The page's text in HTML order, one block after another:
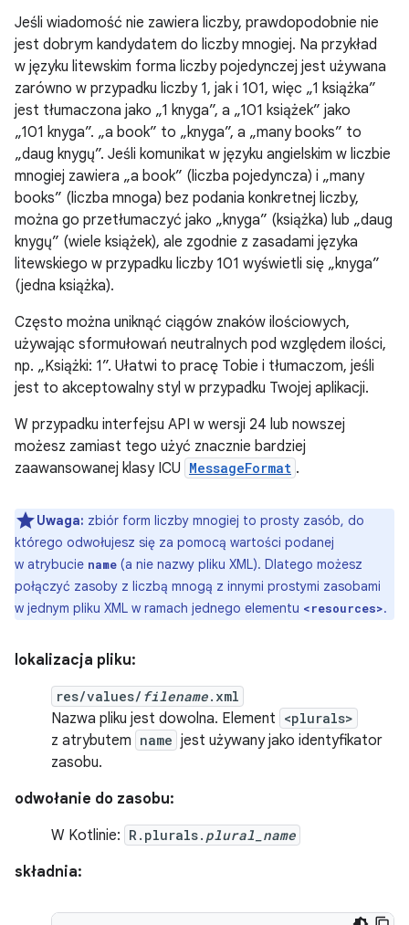
Jeśli wiadomość nie zawiera liczby, prawdopodobnie nie
jest dobrym kandydatem do liczby mnogiej. Na przykład
w języku litewskim forma liczby pojedynczej jest używana
zarówno w przypadku liczby 1, jak i 101, więc „1 książka”
jest tłumaczona jako „1 knyga”, a „101 książek” jako
„101 knyga”. „a book” to „knyga”, a „many books” to
„daug knygų”. Jeśli komunikat w języku angielskim w liczbie
mnogiej zawiera „a book” (liczba pojedyncza) i „many
books” (liczba mnoga) bez podania konkretnej liczby,
można go przetłumaczyć jako „knyga” (książka) lub „daug
knygų” (wiele książek), ale zgodnie z zasadami języka
litewskiego w przypadku liczby 101 wyświetli się „knyga”
(jedna książka).
Często można uniknąć ciągów znaków ilościowych,
używając sformułowań neutralnych pod względem ilości,
np. „Książki: 1”. Ułatwi to pracę Tobie i tłumaczom, jeśli
jest to akceptowalny styl w przypadku Twojej aplikacji.
W przypadku interfejsu API w wersji 24 lub nowszej
możesz zamiast tego użyć znacznie bardziej
zaawansowanej klasy ICU MessageFormat .
Uwaga: zbiór form liczby mnogiej to prosty zasób, do
którego odwołujesz się za pomocą wartości podanej
w atrybucie name (a nie nazwy pliku XML). Dlatego możesz
połączyć zasoby z liczbą mnogą z innymi prostymi zasobami
w jednym pliku XML w ramach jednego elementu <resources>.
lokalizacja pliku:
res/values/ filename.xml
Nazwa pliku jest dowolna. Element <plurals>
z atrybutem name jest używany jako identyfikator
zasobu.
odwołanie do zasobu:
W Kotlinie: R.plurals. plural_name
składnia: